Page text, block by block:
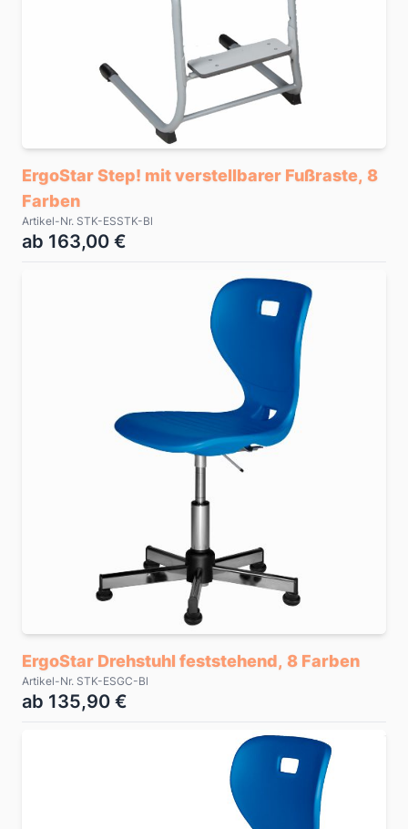
ErgoStar Step! mit verstellbarer Fußraste, 8
Farben
Artikel-Nr. STK-ESSTK-Bl
ab 163,00 €
ErgoStar Drehstuhl feststehend, 8 Farben
Artikel-Nr. STK-ESGC-Bl
ab 135,90 €